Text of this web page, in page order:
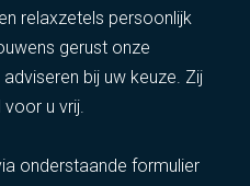
relaxzetels persoonlijk
gerust onze
bij uw keuze. Zij
u vrij.
onderstaande formulier